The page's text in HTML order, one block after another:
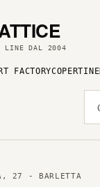
LINE DAL 2004
FACTORYCOPERTINE
27 - BARLETTA